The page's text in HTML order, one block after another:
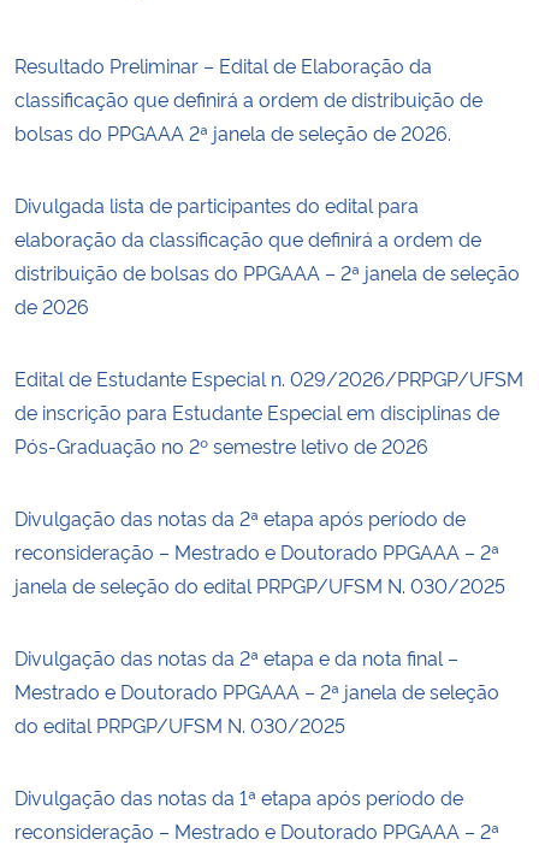
Resultado Preliminar – Edital de Elaboração da
classificação que definirá a ordem de distribuição de
bolsas do PPGAAA 2ª janela de seleção de 2026.
Divulgada lista de participantes do edital para
elaboração da classificação que definirá a ordem de
distribuição de bolsas do PPGAAA – 2ª janela de seleção
de 2026
Edital de Estudante Especial n. 029/2026/PRPGP/UFSM
de inscrição para Estudante Especial em disciplinas de
Pós-Graduação no 2º semestre letivo de 2026
Divulgação das notas da 2ª etapa após período de
reconsideração – Mestrado e Doutorado PPGAAA – 2ª
janela de seleção do edital PRPGP/UFSM N. 030/2025
Divulgação das notas da 2ª etapa e da nota final –
Mestrado e Doutorado PPGAAA – 2ª janela de seleção
do edital PRPGP/UFSM N. 030/2025
Divulgação das notas da 1ª etapa após período de
reconsideração – Mestrado e Doutorado PPGAAA – 2ª